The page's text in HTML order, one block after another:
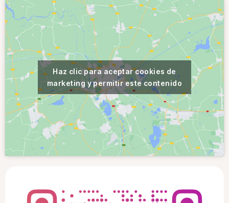
Haz clic para aceptar cookies de
marketing y permitir este contenido